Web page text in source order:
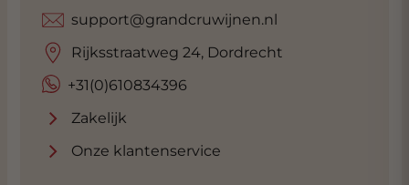
alles wordt ookl unaniem bevestigd door de
internationale wijnpers zoals WS en Suckling.
Lees meer onder de Tab: Wijnhuis
+31(0)610834396
support@grandcruwijnen.nl
Rijksstraatweg 24, Dordrecht
Zakelijk
Onze klantenservice